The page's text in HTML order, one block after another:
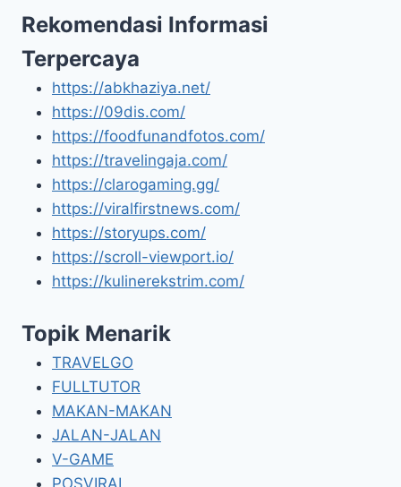
Rekomendasi Informasi
Terpercaya
https://abkhaziya.net/
https://09dis.com/
https://foodfunandfotos.com/
https://travelingaja.com/
https://clarogaming.gg/
https://viralfirstnews.com/
https://storyups.com/
https://scroll-viewport.io/
https://kulinerekstrim.com/
Topik Menarik
TRAVELGO
FULLTUTOR
MAKAN-MAKAN
JALAN-JALAN
V-GAME
POSVIRAL